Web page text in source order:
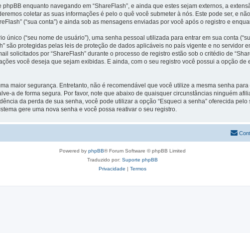
enquanto navegando em “ShareFlash”, e ainda que estes sejam externos, a
coletar as suas informações é pelo o quê você submeter à nós. Este pode ser, e
(“sua conta”) e ainda sob as mensagens enviadas por você após o registro e
único (“seu nome de usuário”), uma senha pessoal utilizada para entrar em sua conta
são protegidas pelas leis de proteção de dados aplicáveis no país vigente e no servidor
solicitados por “ShareFlash” durante o processo de registro estão sob o critédio de
você deseja que sejam exibidas. E ainda, com o seu registro você possui a opção
maior segurança. Entretanto, não é recomendável que você utilize a mesma senha
a de forma segura. Por favor, note que abaixo de quaisquer circunstâncias ninguém
da perda de sua senha, você pode utilizar a opção “Esqueci a senha” oferecida
gere uma nova senha e você possa reativar o seu registro.
Powered by phpBB® Forum Software © phpBB Limited
Traduzido por: Suporte phpBB
Privacidade | Termos